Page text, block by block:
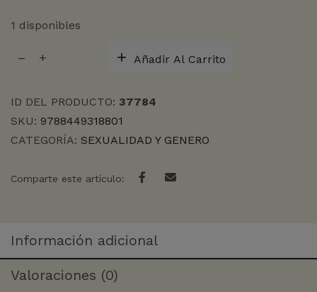
1 disponibles
EL
Añadir Al Carrito
ID DEL PRODUCTO: 37784
SKU: 9788449318801
CATEGORÍA: SEXUALIDAD Y GENERO
Comparte este artículo:
Información adicional
Valoraciones (0)